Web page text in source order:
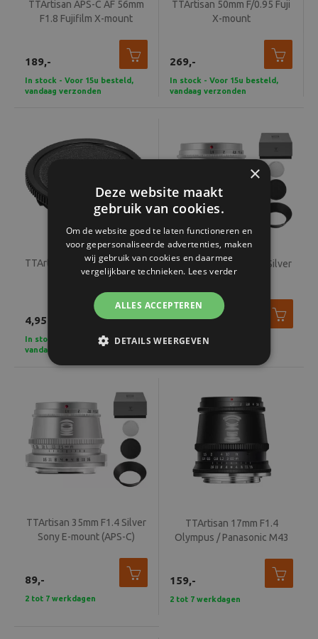
TTArtisan APS-C AF 56mm
F1.8 Fujifilm X-mount
189,-
In stock - Voor 15u besteld,
vandaag verzonden
TTArtisan 50mm F/0.95 Fuji
X-mount
269,-
In stock - Voor 15u besteld,
vandaag verzonden
TTArtisan Body Cap Leica M
Black
4,95
In stock - Voor 15u besteld,
vandaag verzonden
TTArtisan 35mm F1.4 Silver
Fuji X-mount
89,-
2 tot 7 werkdagen
TTArtisan 35mm F1.4 Silver
Sony E-mount (APS-C)
89,-
2 tot 7 werkdagen
TTArtisan 17mm F1.4
Olympus / Panasonic M43
159,-
2 tot 7 werkdagen
×
Deze website maakt
gebruik van cookies.
Om de website goed te laten functioneren en
voor gepersonaliseerde advertenties, maken
wij gebruik van cookies en daarmee
vergelijkbare technieken. Lees verder
ALLES ACCEPTEREN
DETAILS WEERGEVEN